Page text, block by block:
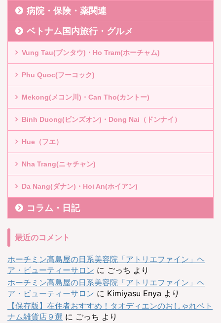
病院・保険・薬関連
ベトナム国内旅行・グルメ
Vung Tau(ブンタウ)・Ho Tram(ホーチャム)
Phu Quoc(フーコック)
Mekong(メコン川)・Can Tho(カントー)
Binh Duong(ビンズオン)・Dong Nai（ドンナイ）
Hue（フエ）
Nha Trang(ニャチャン)
Da Nang(ダナン)・Hoi An(ホイアン)
コラム・日記
最近のコメント
ホーチミン髙島屋の日系美容院「アトリエファイン」ヘ
ア・ビューティーサロン に ごっち より
ホーチミン髙島屋の日系美容院「アトリエファイン」ヘ
ア・ビューティーサロン に Kimiyasu Enya より
【保存版】在住者おすすめ！タオディエンのおしゃれベト
ナム雑貨店９選 に ごっち より